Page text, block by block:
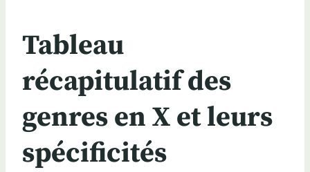
Tableau
récapitulatif des
genres en X et leurs
spécificités